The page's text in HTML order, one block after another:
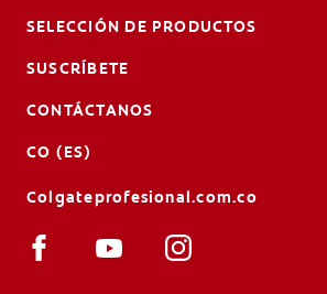
SELECCIÓN DE PRODUCTOS
SUSCRÍBETE
CONTÁCTANOS
CO (ES)
Colgateprofesional.com.co